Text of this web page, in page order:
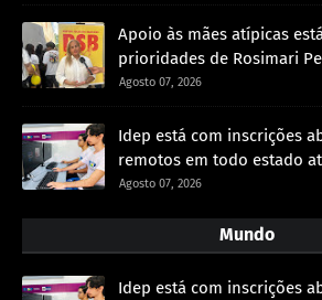
Apoio às mães atípicas
prioridades de Rosimari
Agosto 07, 2026
Idep está com inscrições
remotos em todo estado
Agosto 07, 2026
Mundo
Idep está com inscrições